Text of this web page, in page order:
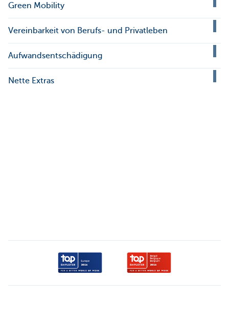
Green Mobility
Vereinbarkeit von Berufs- und Privatleben
Aufwandsentschädigung
Nette Extras